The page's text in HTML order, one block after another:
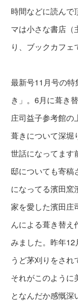
時間などに読んで
マは小さな書店（
り、ブックカフェ
最新号11月号の
き」。6月に葺き
庄司益子参考館の
葺きについて深堀
世話になってます
邸についても寄稿
になってる濱田窯
家を愛した濱田庄
んによる葺き替え
みました。昨年12
うど茅刈りをさ
それがこのように
となんだか感慨深